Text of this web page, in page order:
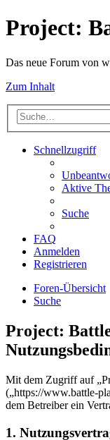
Project:
Das neue Forum von
Zum Inhalt
Schnellzugriff
Aktive
Suche
FAQ
Anmelden
Registrieren
Foren-Übersicht
Suche
Project:
Mit dem Zugriff auf
(„https://www.battle-
dem Betreiber ein
1.